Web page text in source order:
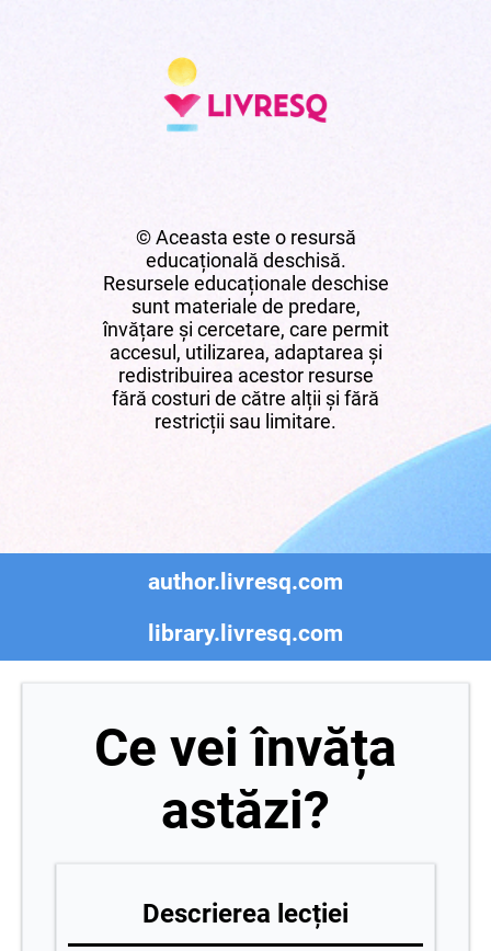
© Aceasta este o resursă
educațională deschisă.
Resursele educaționale deschise
sunt materiale de predare,
învățare și cercetare, care permit
accesul, utilizarea, adaptarea și
redistribuirea acestor resurse
fără costuri de către alții și fără
restricții sau limitare.
author.livresq.com
library.livresq.com
Ce vei învăța
astăzi?
Descrierea lecției